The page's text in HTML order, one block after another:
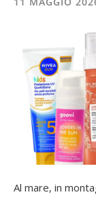
Al mare, in